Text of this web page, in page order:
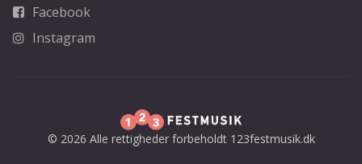
Facebook
Instagram
© 2026 Alle rettigheder forbeholdt 123festmusik.dk